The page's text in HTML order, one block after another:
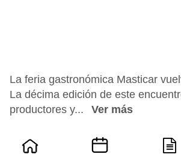
La feria gastronómica Masticar
La décima edición de este
productores y...
Ver más